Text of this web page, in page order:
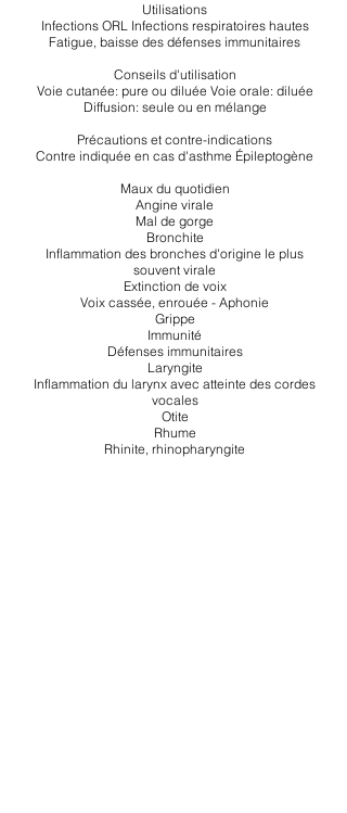
Utilisations
Infections ORL Infections respiratoires hautes
Fatigue, baisse des défenses immunitaires
Conseils d'utilisation
Voie cutanée: pure ou diluée Voie orale: diluée
Diffusion: seule ou en mélange
Précautions et contre-indications
Contre indiquée en cas d'asthme Épileptogène
Maux du quotidien
Angine virale
Mal de gorge
Bronchite
Inflammation des bronches d'origine le plus
souvent virale
Extinction de voix
Voix cassée, enrouée - Aphonie
Grippe
Immunité
Défenses immunitaires
Laryngite
Inflammation du larynx avec atteinte des cordes
vocales
Otite
Rhume
Rhinite, rhinopharyngite